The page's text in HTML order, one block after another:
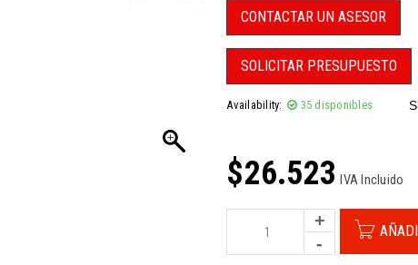
CONTACTAR UN ASESOR
SOLICITAR PRESUPUESTO
Availability: 35 disponibles
$26.523 IVA Incluido